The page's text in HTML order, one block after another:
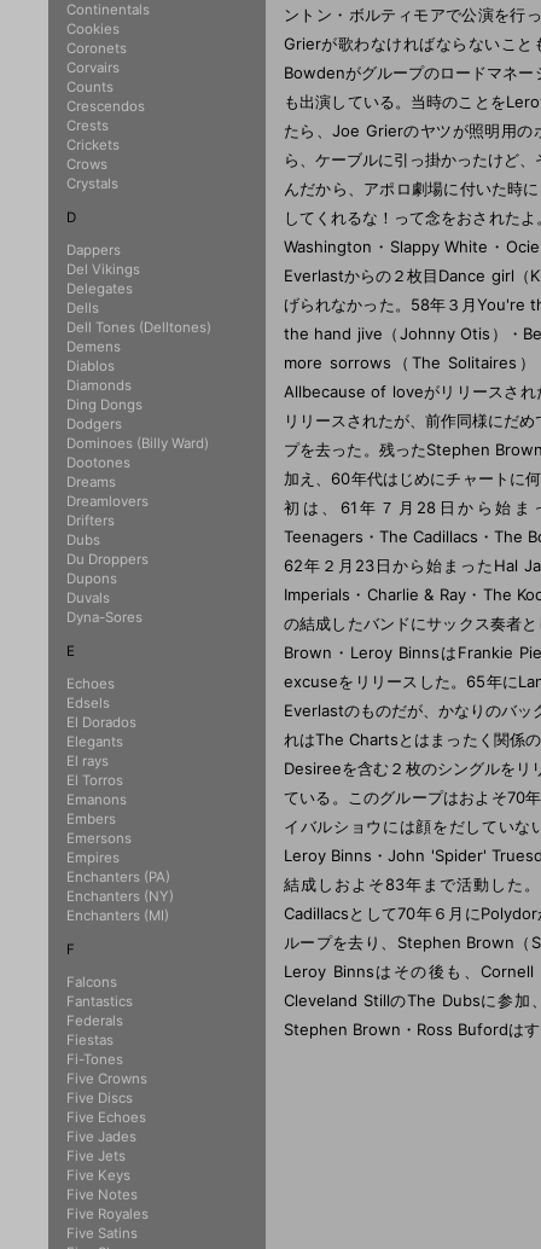
ントン・ボルティモアで公演を行
Grierが歌わなければならないこ
Bowdenがグループのロードマネー
も出演している。当時のことを
たら、Joe Grierのヤツが照明用の
ら、ケーブルに引っ掛かったけど
んだから、アポロ劇場に付いた時
してくれるな！って念をおされた
Washington・Slappy White・
Everlastからの２枚目Dance girl（
げられなかった。58年３月You're
the hand jive（Johnny Otis）・
more sorrows（The Solitaires
Allbecause of loveがリリースされ
リリースされたが、前作同様にだ
プを去った。残ったStephen
加え、60年代はじめにチャートに
初は、61年７月28日から始ま
Teenagers・The Cadillacs・The
62年２月23日から始まったHal
Imperials・Charlie & Ray・The
の結成したバンドにサックス奏者
Brown・Leroy BinnsはFrankie
excuseをリリースした。65年に
Everlastのものだが、かなりのバ
れはThe Chartsとはまったく関係
Desireeを含む２枚のシングルをリ
ている。このグループはおよそ70
イバルショウには顔をだしてい
Leroy Binns・John 'Spider'
結成しおよそ83年まで活動した
Cadillacsとして70年６月に
ループを去り、Stephen Brown（
Leroy Binnsはその後も、
Cleveland StillのThe Dubsに参加
Stephen Brown・Ross Bufordはす
Continentals
Cookies
Coronets
Corvairs
Counts
Crescendos
Crests
Crickets
Crows
Crystals
D
Dappers
Del Vikings
Delegates
Dells
Dell Tones (Delltones)
Demens
Diablos
Diamonds
Ding Dongs
Dodgers
Dominoes (Billy Ward)
Dootones
Dreams
Dreamlovers
Drifters
Dubs
Du Droppers
Dupons
Duvals
Dyna-Sores
E
Echoes
Edsels
El Dorados
Elegants
El rays
El Torros
Emanons
Embers
Emersons
Empires
Enchanters (PA)
Enchanters (NY)
Enchanters (MI)
F
Falcons
Fantastics
Federals
Fiestas
Fi-Tones
Five Crowns
Five Discs
Five Echoes
Five Jades
Five Jets
Five Keys
Five Notes
Five Royales
Five Satins